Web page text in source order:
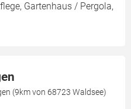
Gartenhaus / Pergola,
(9km von 68723 Waldsee)